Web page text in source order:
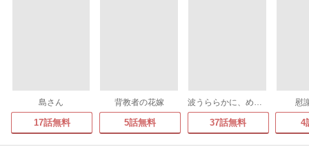
島さん
17話無料
背教者の花嫁
5話無料
波うららかに、めおと日和
37話無料
慰
4